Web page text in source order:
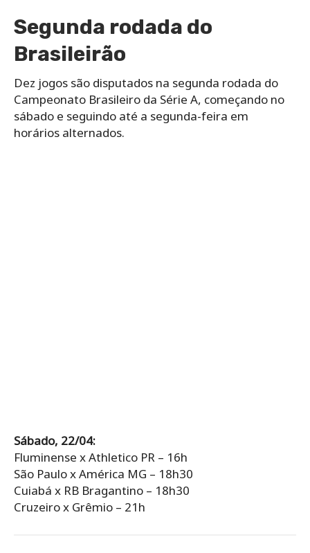
Segunda rodada do
Brasileirão
Dez jogos são disputados na segunda rodada do
Campeonato Brasileiro da Série A, começando no
sábado e seguindo até a segunda-feira em
horários alternados.
Sábado, 22/04:
Fluminense x Athletico PR – 16h
São Paulo x América MG – 18h30
Cuiabá x RB Bragantino – 18h30
Cruzeiro x Grêmio – 21h